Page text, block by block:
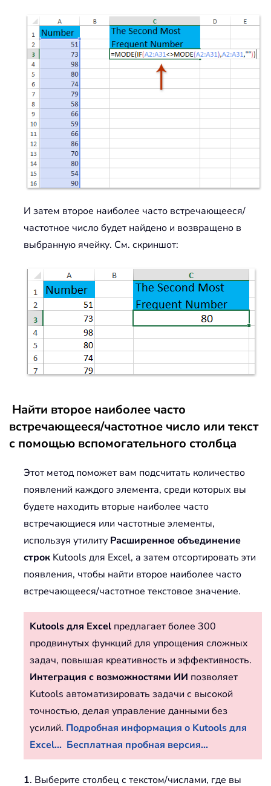
И затем второе наиболее часто встречающееся/
частотное число будет найдено и возвращено в
выбранную ячейку. См. скриншот:
Найти второе наиболее часто
встречающееся/частотное число или текст
с помощью вспомогательного столбца
Этот метод поможет вам подсчитать количество
появлений каждого элемента, среди которых вы
будете находить вторые наиболее часто
встречающиеся или частотные элементы,
используя утилиту Расширенное объединение
строк Kutools для Excel, а затем отсортировать эти
появления, чтобы найти второе наиболее часто
встречающееся/частотное текстовое значение.
Kutools для Excel предлагает более 300
продвинутых функций для упрощения сложных
задач, повышая креативность и эффективность.
Интеграция с возможностями ИИ позволяет
Kutools автоматизировать задачи с высокой
точностью, делая управление данными без
усилий. Подробная информация о Kutools для
Excel... Бесплатная пробная версия...
1. Выберите столбец с текстом/числами, где вы